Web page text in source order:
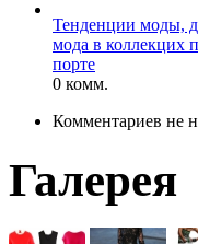
Тенденции моды,
мода в коллекцих
порте
0 комм.
Комментариев не
Галерея